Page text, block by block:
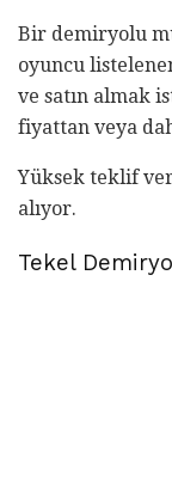
Bir demiryolu
oyuncu
ve satın almak
fiyattan veya
Yüksek teklif
alıyor.
Tekel